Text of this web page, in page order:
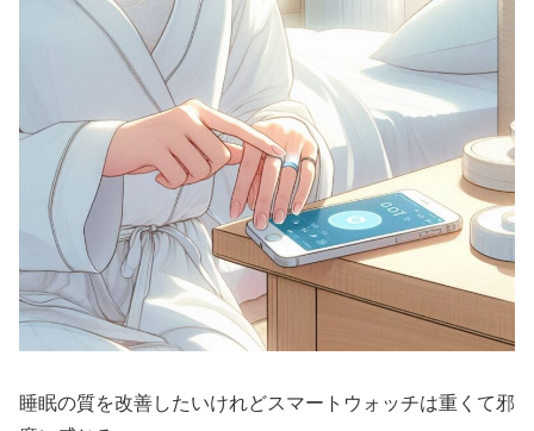
睡眠の質を改善したいけれどスマートウォッチは重くて邪